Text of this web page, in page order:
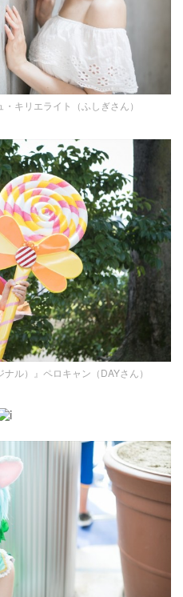
キリエライト（ふしぎさん）
ル）』ペロキャン（DAYさん）